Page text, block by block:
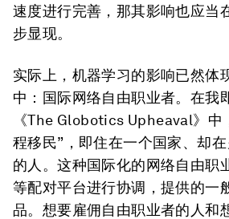
速度进行完善，那其影响也应当
步显现。
实际上，机器学习的影响已然体
中：国际网络自由职业者。在我
《The Globotics Upheaval》中
程移民”，即住在一个国家、却
的人。这种国际化的网络自由职
等配对平台进行协调，提供的一
品。想要雇佣自由职业者的人和